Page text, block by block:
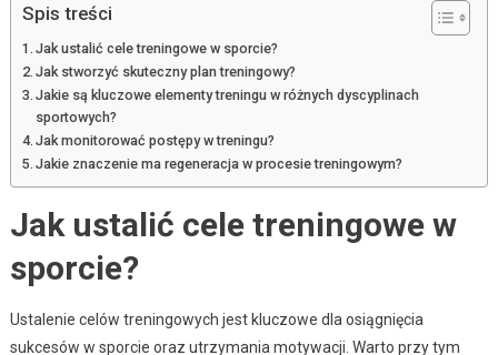
Spis treści
Jak ustalić cele treningowe w sporcie?
Jak stworzyć skuteczny plan treningowy?
Jakie są kluczowe elementy treningu w różnych dyscyplinach
sportowych?
Jak monitorować postępy w treningu?
Jakie znaczenie ma regeneracja w procesie treningowym?
Jak ustalić cele treningowe w
sporcie?
Ustalenie celów treningowych jest kluczowe dla osiągnięcia
sukcesów w sporcie oraz utrzymania motywacji. Warto przy tym